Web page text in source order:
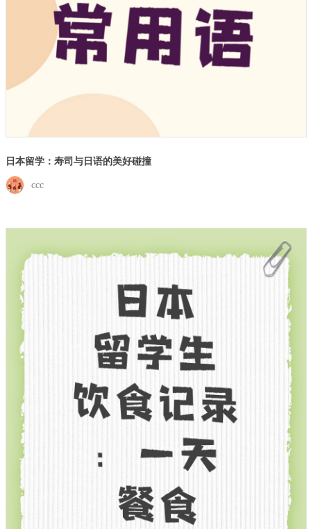
日本留学：寿司与日语的美好碰撞
ccc